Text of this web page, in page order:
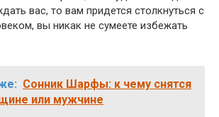
вас, то вам придется столкнуться с
вы никак не сумеете избежать
Сонник Шарфы: к чему снятся
или мужчине